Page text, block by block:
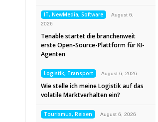
IT, NewMedia, Software
August 6,
2026
Tenable startet die branchenweit
erste Open-Source-Plattform für KI-
Agenten
Logistik, Transport August 6, 2026
Wie stelle ich meine Logistik auf das
volatile Marktverhalten ein?
Tourismus, Reisen August 6, 2026